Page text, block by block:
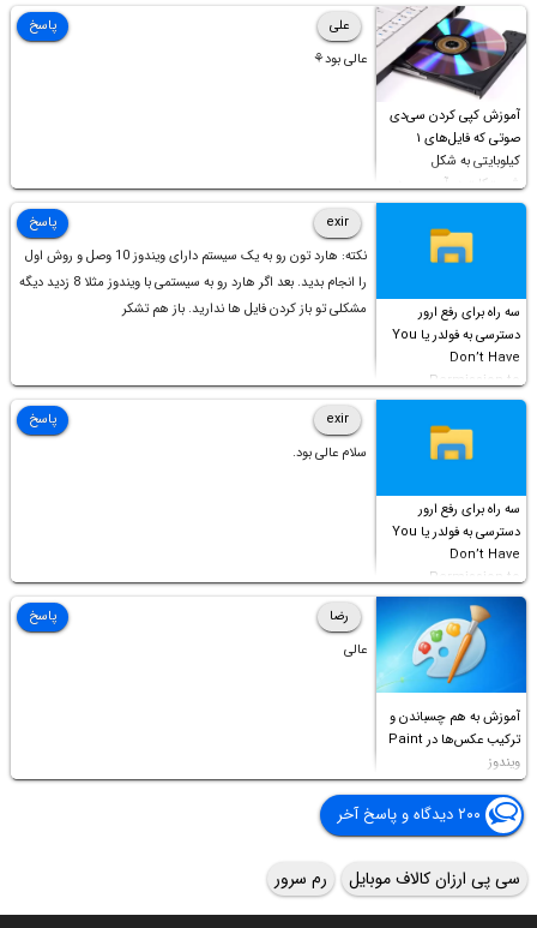
آموزش کپی کردن سی‌دی
صوتی که فایل‌های ۱
کیلوبایتی به شکل
شورت‌کات در آن موجود
است!
علی
عالی بود⚘
پاسخ
سه راه برای رفع ارور
دسترسی به فولدر یا You
Don’t Have
Permission to
Access this folder
exir
نکته: هارد تون رو به یک سیستم دارای ویندوز 10 وصل و روش اول
را انجام بدید. بعد اگر هارد رو به سیستمی با ویندوز مثلا 8 زدید دیگه
مشکلی تو باز کردن فایل ها ندارید. باز هم تشکر
پاسخ
سه راه برای رفع ارور
دسترسی به فولدر یا You
Don’t Have
Permission to
Access this folder
exir
سلام عالی بود.
پاسخ
آموزش به هم چسباندن و
ترکیب عکس‌ها در Paint
ویندوز
رضا
عالی
پاسخ
۲۰۰ دیدگاه و پاسخ آخر
سی پی ارزان کالاف موبایل رم سرور